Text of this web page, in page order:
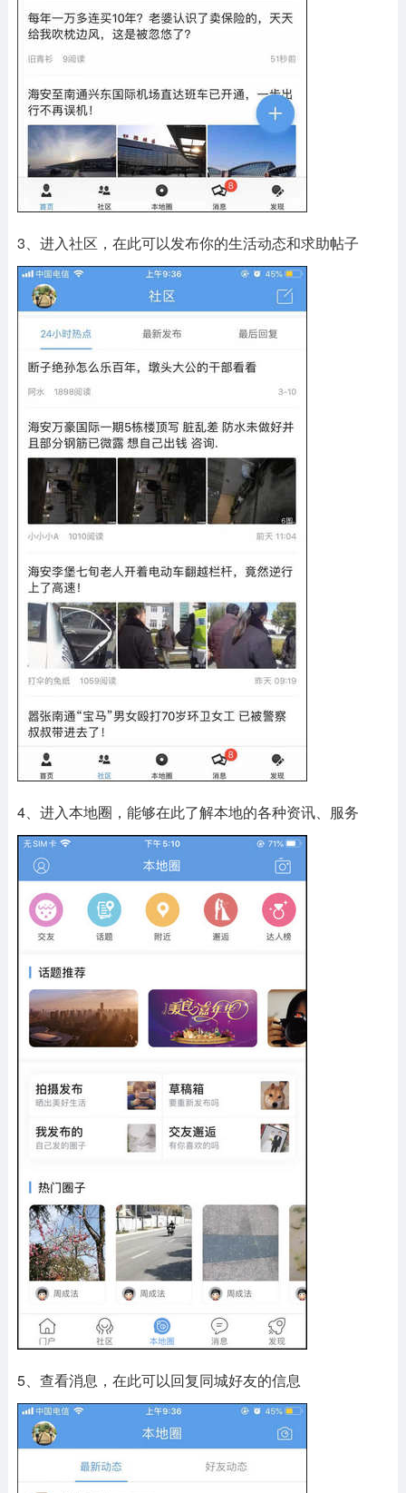
3、进入社区，在此可以发布你的生活动态和求助帖子
4、进入本地圈，能够在此了解本地的各种资讯、服务
5、查看消息，在此可以回复同城好友的信息